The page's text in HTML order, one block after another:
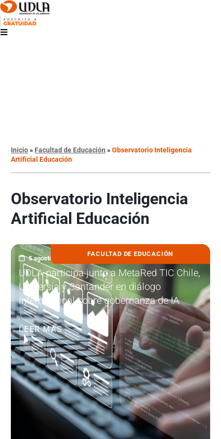
Inicio» Facultad de Educación »Observatorio Inteligencia
Artificial Educación
Observatorio Inteligencia
Artificial Educación
FACULTAD DE EDUCACIÓN
5 agosto, 2026
UDLA participa junto a MetaRed TIC Chile,
Universia y Santander en diálogo
internacional sobre gobernanza de IA
LEER MÁS